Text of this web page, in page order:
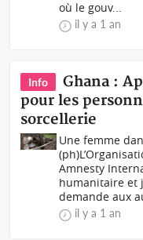
où le gouv...
il y a 1 an
Info
Ghana :
pour les
sorcellerie
Une femme
Amnesty
humanitaire et
demande aux
il y a 1 an